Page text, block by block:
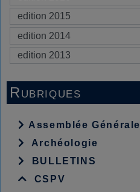
Rubriques
Assemblée Générale
Archéologie
BULLETINS
CSPV